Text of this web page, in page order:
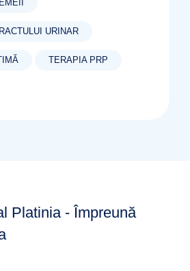
URINAR
TERAPIA PRP
Platinia - Împreună